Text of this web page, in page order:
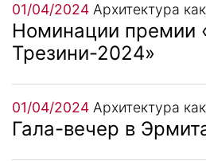
01/04/2024 Архитектура
Номинации премии
Трезини-2024»
01/04/2024 Архитектура
Гала-вечер в